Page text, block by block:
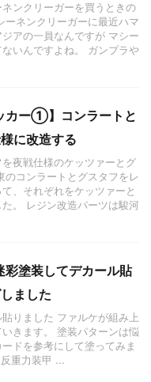
ンクリーガーを買うときの
ーネンクリーガーに最近ハマ
アの一員なんですが マシー
いんですよね。 ガンプラや
カー①】コンラートと
に改造する
夜戦仕様のケッツァーとグ
のコンラートとグスタフをレ
、それぞれをケッツァーと
。 レジン改造パーツは駿河
塗装してデカール貼
ました
りました ファルケが組み上
きます。 塗装パターンは悩
ドを参考にして塗ってみま
重力装甲 ...